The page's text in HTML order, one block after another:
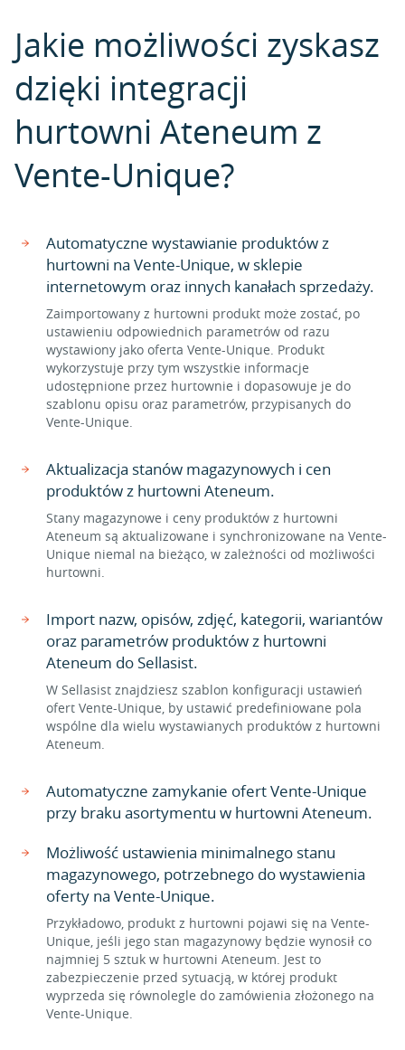
Jakie możliwości zyskasz
dzięki integracji
hurtowni Ateneum z
Vente-Unique?
Automatyczne wystawianie produktów z
hurtowni na Vente-Unique, w sklepie
internetowym oraz innych kanałach sprzedaży.
Zaimportowany z hurtowni produkt może zostać, po
ustawieniu odpowiednich parametrów od razu
wystawiony jako oferta Vente-Unique. Produkt
wykorzystuje przy tym wszystkie informacje
udostępnione przez hurtownie i dopasowuje je do
szablonu opisu oraz parametrów, przypisanych do
Vente-Unique.
Aktualizacja stanów magazynowych i cen
produktów z hurtowni Ateneum.
Stany magazynowe i ceny produktów z hurtowni
Ateneum są aktualizowane i synchronizowane na Vente-
Unique niemal na bieżąco, w zależności od możliwości
hurtowni.
Import nazw, opisów, zdjęć, kategorii, wariantów
oraz parametrów produktów z hurtowni
Ateneum do Sellasist.
W Sellasist znajdziesz szablon konfiguracji ustawień
ofert Vente-Unique, by ustawić predefiniowane pola
wspólne dla wielu wystawianych produktów z hurtowni
Ateneum.
Automatyczne zamykanie ofert Vente-Unique
przy braku asortymentu w hurtowni Ateneum.
Możliwość ustawienia minimalnego stanu
magazynowego, potrzebnego do wystawienia
oferty na Vente-Unique.
Przykładowo, produkt z hurtowni pojawi się na Vente-
Unique, jeśli jego stan magazynowy będzie wynosił co
najmniej 5 sztuk w hurtowni Ateneum. Jest to
zabezpieczenie przed sytuacją, w której produkt
wyprzeda się równolegle do zamówienia złożonego na
Vente-Unique.